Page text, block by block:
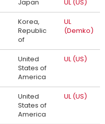
Japan UL (US)
Korea,
Republic
of
UL
(Demko)
United
States of
America
UL (US)
United
States of
America
UL (US)